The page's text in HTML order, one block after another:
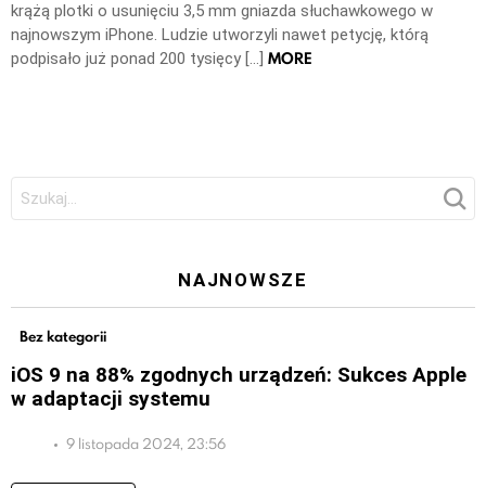
krążą plotki o usunięciu 3,5 mm gniazda słuchawkowego w
najnowszym iPhone. Ludzie utworzyli nawet petycję, którą
podpisało już ponad 200 tysięcy […] MORE
Szukaj:
NAJNOWSZE
Bez kategorii
iOS 9 na 88% zgodnych urządzeń: Sukces Apple
w adaptacji systemu
9 listopada 2024, 23:56